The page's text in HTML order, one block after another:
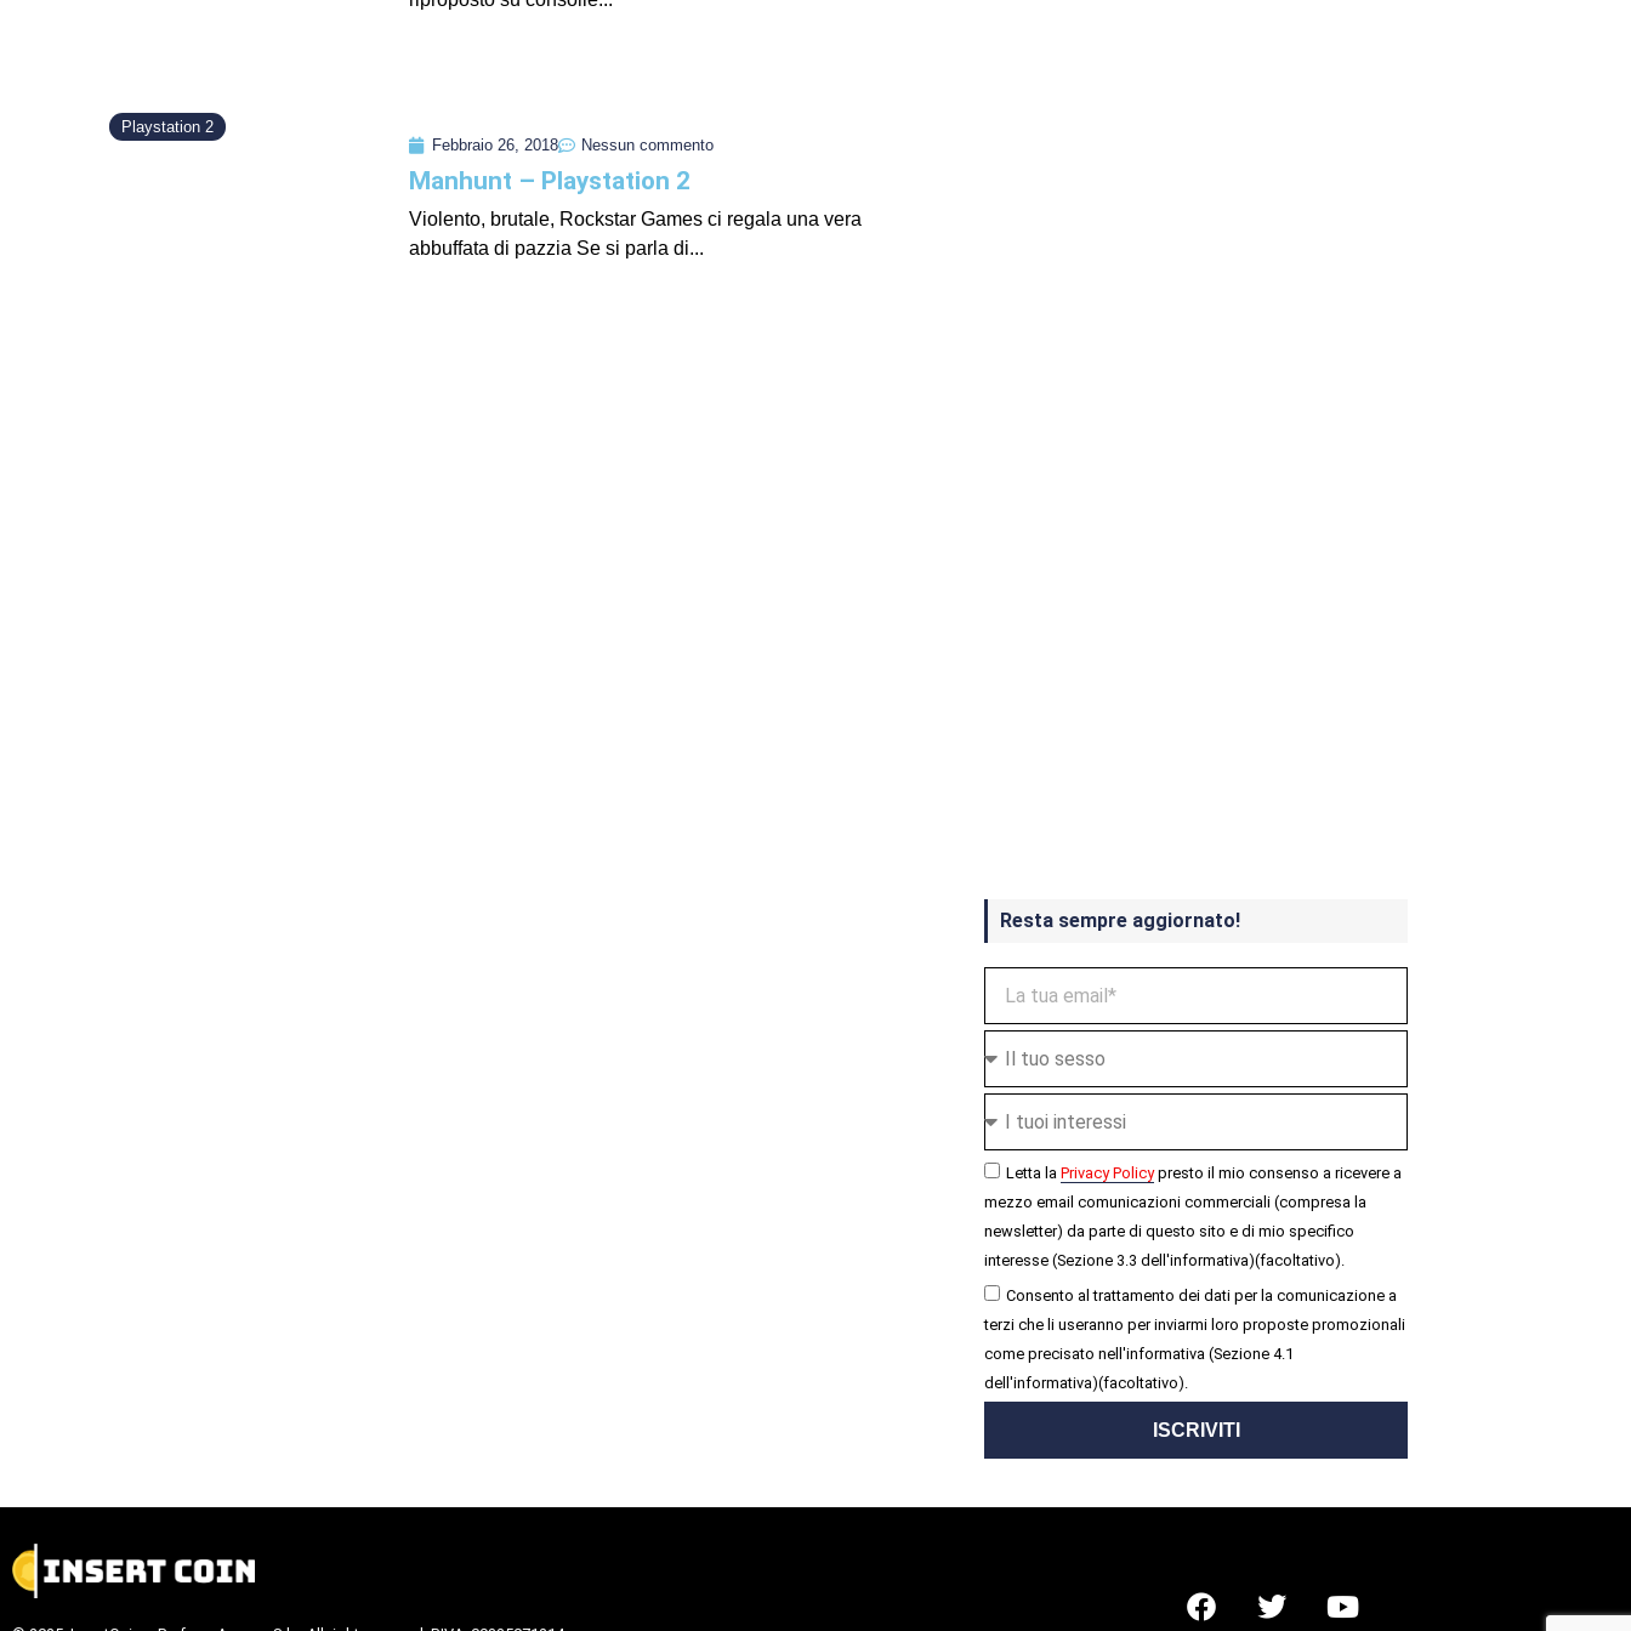
Playstation 2
Febbraio 26, 2018
Nessun commento
Manhunt – Playstation 2
Violento, brutale, Rockstar Games ci regala una vera
abbuffata di pazzia Se si parla di...
Resta sempre aggiornato!
Letta la Privacy Policypresto il mio consenso a ricevere a
mezzo email comunicazioni commerciali (compresa la
newsletter) da parte di questo sito e di mio specifico
interesse (Sezione 3.3 dell'informativa)(facoltativo).
Consento al trattamento dei dati per la comunicazione a
terzi che li useranno per inviarmi loro proposte promozionali
come precisato nell'informativa (Sezione 4.1
dell'informativa)(facoltativo).
ISCRIVITI